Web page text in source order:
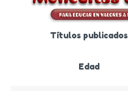
Títulos publicados
Edad